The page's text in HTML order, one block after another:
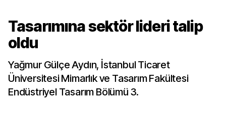
Tasarımına sektör lideri talip
oldu
Yağmur Gülçe Aydın, İstanbul Ticaret
Üniversitesi Mimarlık ve Tasarım Fakültesi
Endüstriyel Tasarım Bölümü 3.